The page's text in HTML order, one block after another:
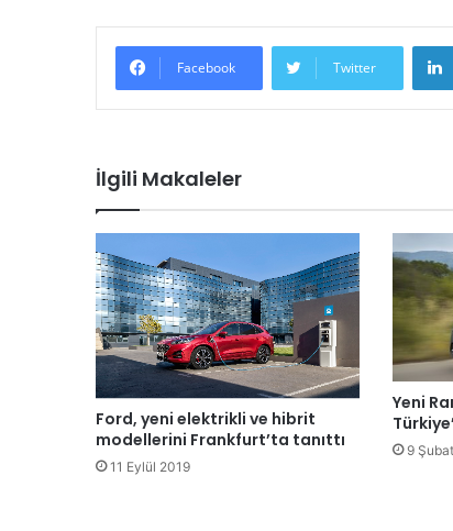
Facebook Twitter
İlgili Makaleler
Ford, yeni elektrikli ve hibrit
modellerini Frankfurt’ta tanıttı
11 Eylül 2019
Yeni
9